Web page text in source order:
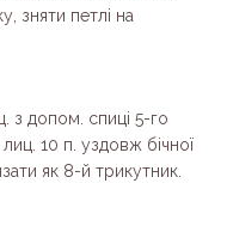
зняти петлі на
з допом. спиці 5-го
10 п. уздовж бічної
як 8-й трикутник.